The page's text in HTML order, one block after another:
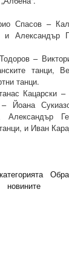
Спасов –
Александър
–
танци,
танци.
Кацарски
– Йоана
Александър
и Иван
новините